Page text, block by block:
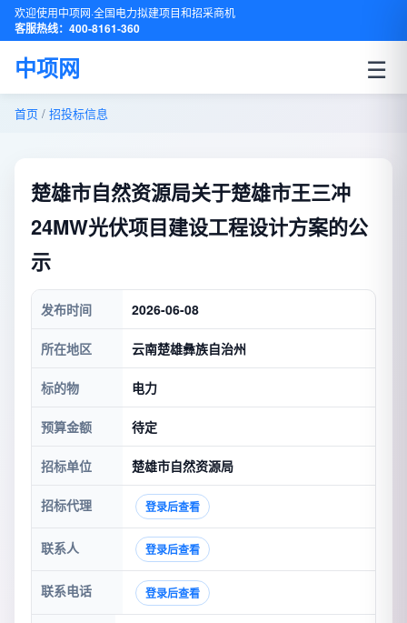
欢迎使用中项网·全国电力拟建项目和招采商机
客服热线：400-8161-360
中项网 ☰
首页 / 招投标信息
楚雄市自然资源局关于楚雄市王三冲
24MW光伏项目建设工程设计方案的公
示
发布时间 2026-06-08
所在地区 云南楚雄彝族自治州
标的物 电力
预算金额 待定
招标单位 楚雄市自然资源局
招标代理 登录后查看
联系人 登录后查看
联系电话 登录后查看